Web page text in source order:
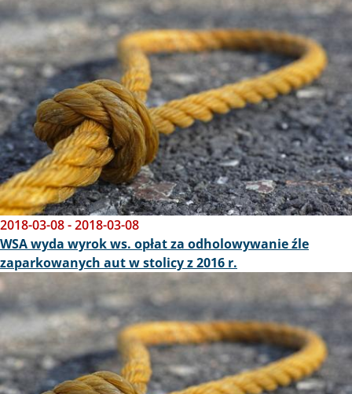
2018-03-08-2018-03-08
WSA wyda wyrok ws. opłat za odholowywanie źle
zaparkowanych aut w stolicy z 2016 r.
Obraz